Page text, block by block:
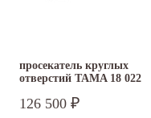
просекатель круглых
отверстий TAMA 18 022
126 500 ₽